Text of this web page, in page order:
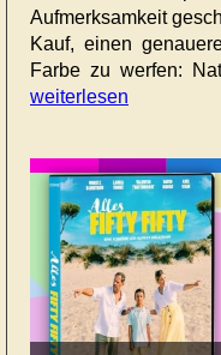
Aufmerksamkeit
Kauf, einen
Farbe zu werfen:
weiterlesen